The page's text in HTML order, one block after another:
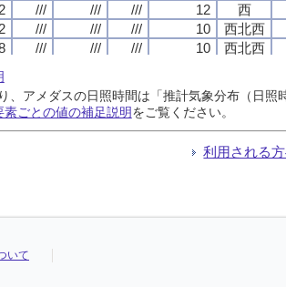
/// /// /// 12
西
/// /// /// 10
西北西
/// /// /// 10
西北西
西北西
/// /// /// 9 西北西
/// /// /// 12
西
/// /// /// 10
西北西
/// /// /// 10
西北西
西北西
/// /// /// 9 西北西
/// /// /// 12
西
/// /// /// 10
西北西
/// /// /// 10
西北西
西北西
/// /// /// 9 西北西
/// /// /// 12
西
/// /// /// 10
西北西
/// /// /// 10
西北西
西北西
/// /// /// 9 西北西
、アメダスの日照時間は「推計気象分布（日
素ごとの値の補足説明をご覧ください。
利用される
いて